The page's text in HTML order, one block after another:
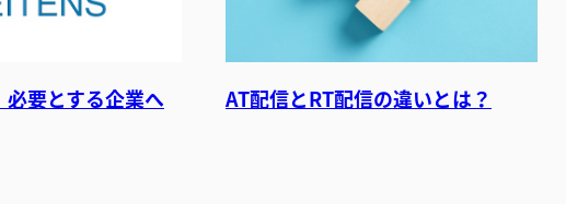
要とする企業へ
AT配信とRT配信の違いとは？